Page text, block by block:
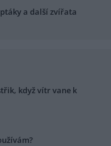
a další zvířata
když vítr vane k